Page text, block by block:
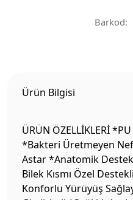
Barkod:
Ürün Bilgisi
ÜRÜN ÖZELLİKLERİ
*Bakteri Üretmeyen
Astar *Anatomik
Bilek Kısmı Özel
Konforlu Yürüyüş